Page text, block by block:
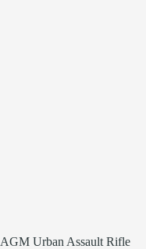
AGM Urban Assault Rifle